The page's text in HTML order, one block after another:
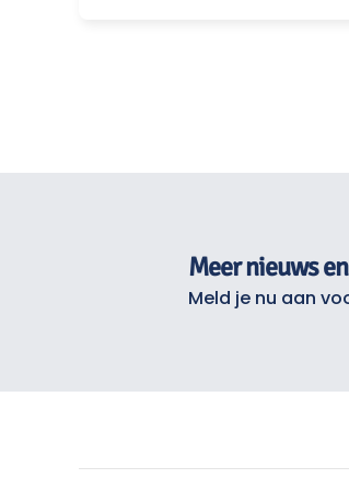
Meer nieuws
Meld je nu aan